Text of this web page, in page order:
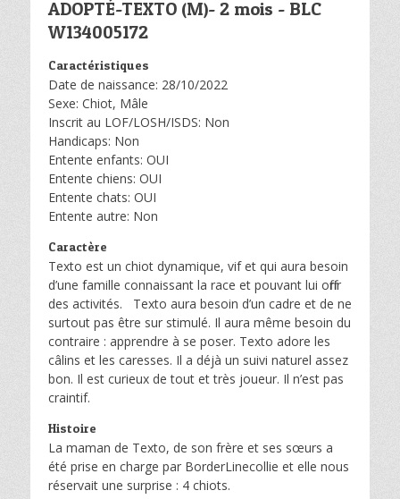
ADOPTÉ-TEXTO (M)- 2 mois - BLC
W134005172
Caractéristiques
Date de naissance: 28/10/2022
Sexe: Chiot, Mâle
Inscrit au LOF/LOSH/ISDS: Non
Handicaps: Non
Entente enfants: OUI
Entente chiens: OUI
Entente chats: OUI
Entente autre: Non
Caractère
Texto est un chiot dynamique, vif et qui aura besoin
d’une famille connaissant la race et pouvant lui offrir
des activités. Texto aura besoin d’un cadre et de ne
surtout pas être sur stimulé. Il aura même besoin du
contraire : apprendre à se poser. Texto adore les
câlins et les caresses. Il a déjà un suivi naturel assez
bon. Il est curieux de tout et très joueur. Il n’est pas
craintif.
Histoire
La maman de Texto, de son frère et ses sœurs a
été prise en charge par BorderLinecollie et elle nous
réservait une surprise : 4 chiots.